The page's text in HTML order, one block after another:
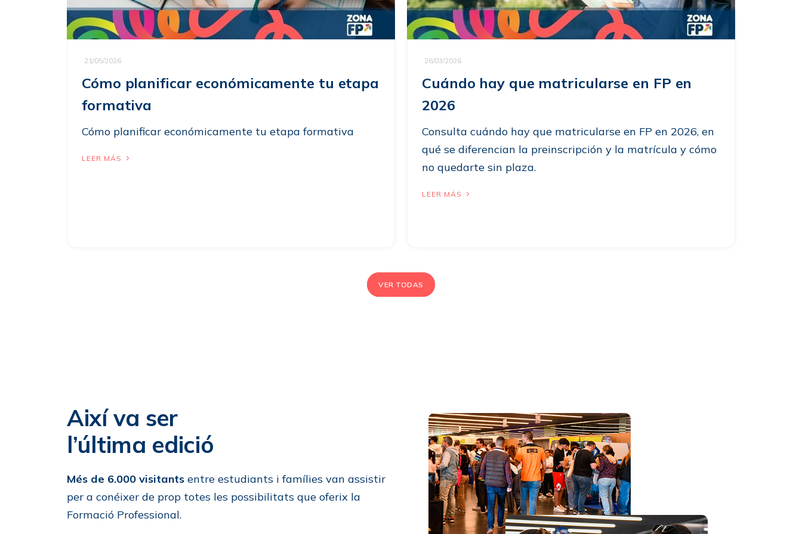
21/05/2026
Cómo planificar económicamente tu etapa
formativa
Cómo planificar económicamente tu etapa formativa
LEER MÁS
26/03/2026
Cuándo hay que matricularse en FP en
2026
Consulta cuándo hay que matricularse en FP en 2026, en
qué se diferencian la preinscripción y la matrícula y cómo
no quedarte sin plaza.
LEER MÁS
VER TODAS
Així va ser
l’última edició
Més de 6.000 visitants entre estudiants i famílies van assistir
per a conéixer de prop totes les possibilitats que oferix la
Formació Professional.